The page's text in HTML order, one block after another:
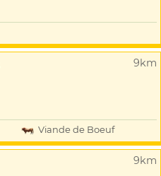
9km
Viande de Boeuf
9km